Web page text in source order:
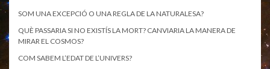
SOM UNA EXCEPCIÓ O UNA REGLA DE LA NATURALESA?
QUÈ PASSARIA SI NO EXISTÍS LA MORT? CANVIARIA LA MANERA DE
MIRAR EL COSMOS?
COM SABEM L’EDAT DE L’UNIVERS?